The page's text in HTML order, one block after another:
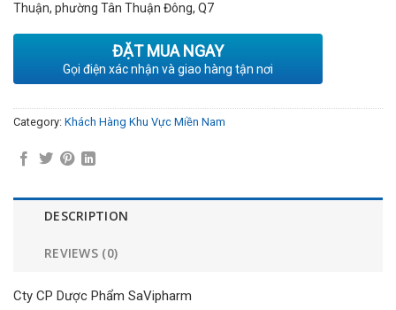
Thuận, phường Tân Thuận Đông, Q7
ĐẶT MUA NGAY
Gọi điện xác nhận và giao hàng tận nơi
Category: Khách Hàng Khu Vực Miền Nam
DESCRIPTION
REVIEWS (0)
Cty CP Dược Phẩm SaVipharm